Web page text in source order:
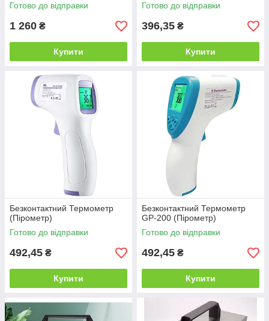
Готово до відправки
1 260 ₴
Купити
Готово до відправки
396,35 ₴
Купити
Безконтактний Термометр
(Пірометр)
Готово до відправки
492,45 ₴
Купити
Безконтактний Термометр
GP-200 (Пірометр)
Готово до відправки
492,45 ₴
Купити